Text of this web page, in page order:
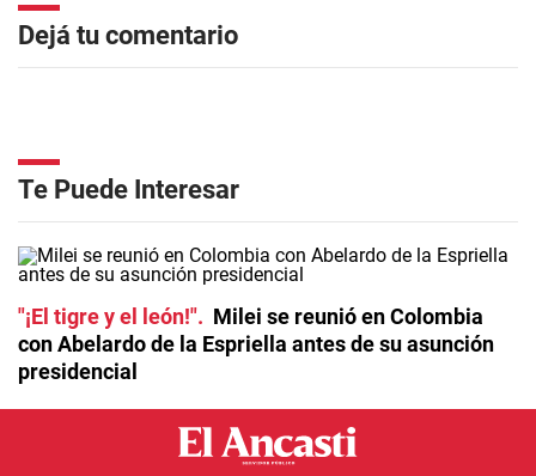
Dejá tu comentario
Te Puede Interesar
"¡El tigre y el león!"
Milei se reunió en Colombia
con Abelardo de la Espriella antes de su asunción
presidencial